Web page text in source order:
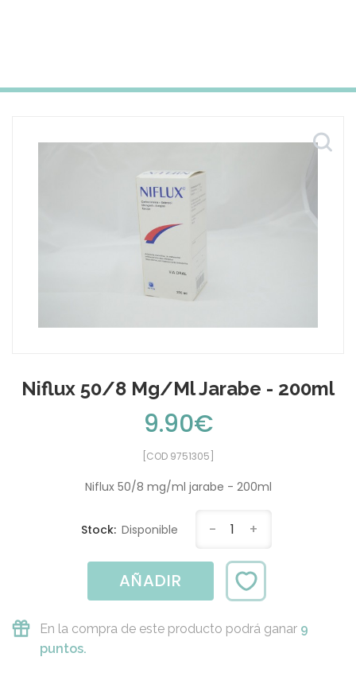
Niflux 50/8 Mg/ml Jarabe - 200ml
9.90€
[COD 9751305]
Niflux 50/8 mg/ml jarabe - 200ml
Stock: Disponible - 1 +
AÑADIR
En la compra de este producto podrá ganar 9
puntos.